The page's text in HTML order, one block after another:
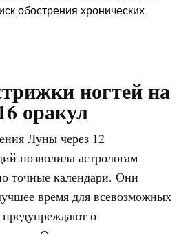
обострения хронических
ногтей на
оракул
Луны через 12
позволила астрологам
точные календари. Они
время для всевозможных
о